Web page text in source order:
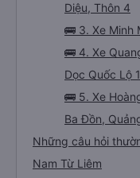
Diệu, Thôn 4
🚌 3. Xe Minh
🚌 4. Xe
Dọc Quốc Lộ
🚌 5. Xe
Ba Đồn,
Những câu hỏi
Nam Từ Liêm